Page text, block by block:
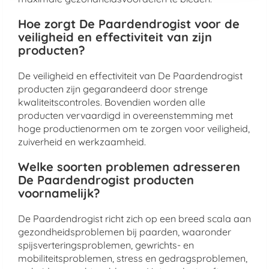
Hoe zorgt De Paardendrogist voor de
veiligheid en effectiviteit van zijn
producten?
De veiligheid en effectiviteit van De Paardendrogist
producten zijn gegarandeerd door strenge
kwaliteitscontroles. Bovendien worden alle
producten vervaardigd in overeenstemming met
hoge productienormen om te zorgen voor veiligheid,
zuiverheid en werkzaamheid.
Welke soorten problemen adresseren
De Paardendrogist producten
voornamelijk?
De Paardendrogist richt zich op een breed scala aan
gezondheidsproblemen bij paarden, waaronder
spijsverteringsproblemen, gewrichts- en
mobiliteitsproblemen, stress en gedragsproblemen,